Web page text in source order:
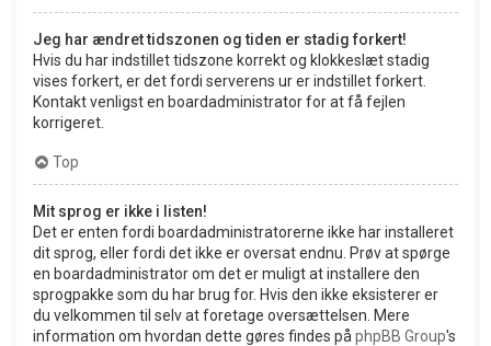
Jeg har ændret tidszonen og tiden er stadig forkert!
Hvis du har indstillet tidszone korrekt og klokkeslæt stadig
vises forkert, er det fordi serverens ur er indstillet forkert.
Kontakt venligst en boardadministrator for at få fejlen
korrigeret.
Top
Mit sprog er ikke i listen!
Det er enten fordi boardadministratorerne ikke har installeret
dit sprog, eller fordi det ikke er oversat endnu. Prøv at spørge
en boardadministrator om det er muligt at installere den
sprogpakke som du har brug for. Hvis den ikke eksisterer er
du velkommen til selv at foretage oversættelsen. Mere
information om hvordan dette gøres findes på phpBB Group's